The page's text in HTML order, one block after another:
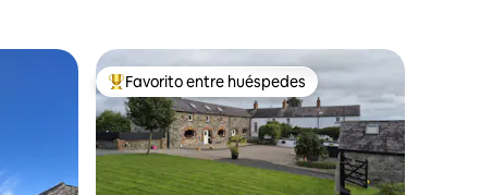
Favorito entre huéspedes preferido
Favorito entre huéspedes